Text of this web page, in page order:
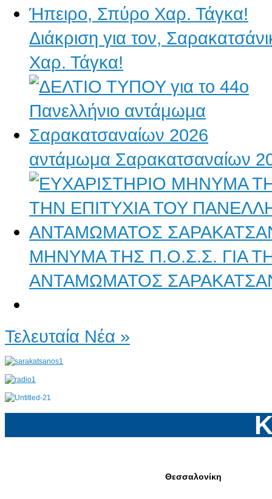
Διάκριση για τον,
Χαρ. Τάγκα!
αντάμωμα Σαρακατσαναίων
ΜΗΝΥΜΑ ΤΗΣ Π.Ο.Σ.Σ. ΓΙΑ
ΑΝΤΑΜΩΜΑΤΟΣ
Τελευταία Νέα »